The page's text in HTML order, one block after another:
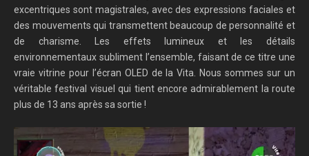
excentriques sont magistrales, avec des expressions faciales et
des mouvements qui transmettent beaucoup de personnalité et
de charisme. Les effets lumineux et les détails
environnementaux subliment l’ensemble, faisant de ce titre une
vraie vitrine pour l’écran OLED de la Vita. Nous sommes sur un
véritable festival visuel qui tient encore admirablement la route
plus de 13 ans après sa sortie !